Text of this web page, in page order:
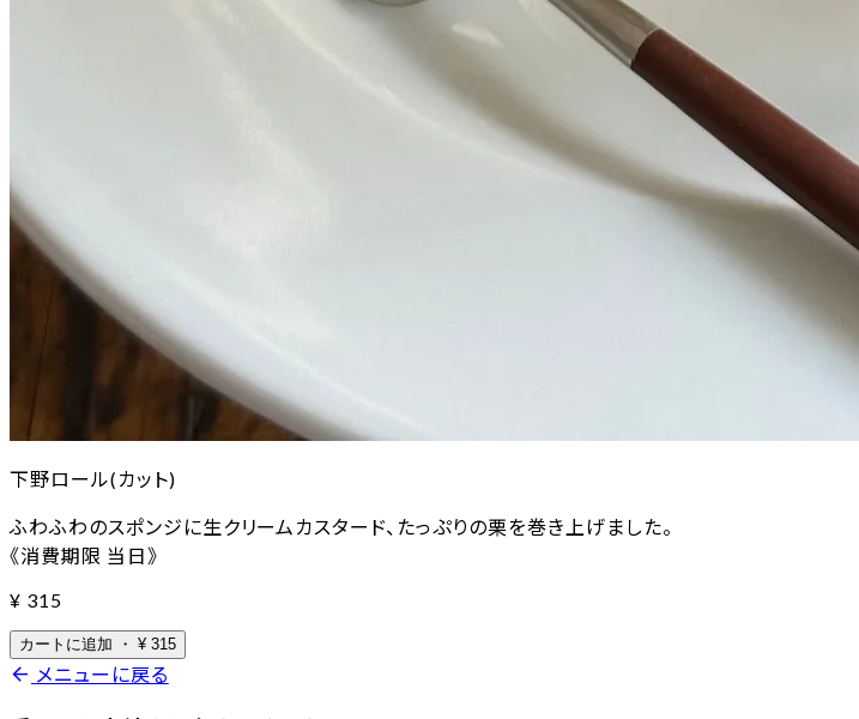
下野ロール(カット)
ふわふわのスポンジに生クリームカスタード、たっぷりの栗を巻き上げました。
《消費期限 当日》
¥ 315
カートに追加 ・ ¥ 315
arrow_back メニューに戻る